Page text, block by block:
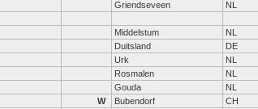
Griendseveen
NL
Middelstum NL
Duitsland
DE
Urk NL
Rosmalen NL
Gouda
NL
W Bubendorf
CH